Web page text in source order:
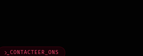
CONTACTEER_ONS